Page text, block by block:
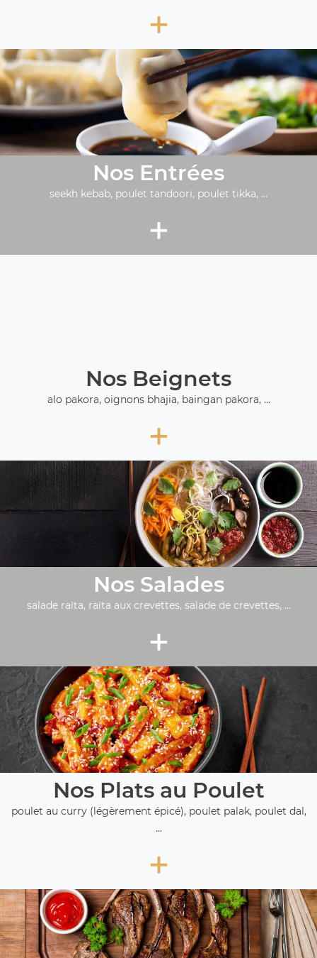
+
Nos Entrées
seekh kebab, poulet tandoori, poulet tikka, ...
+
Nos Beignets
alo pakora, oignons bhajia, baingan pakora, ...
+
Nos Salades
salade raïta, raïta aux crevettes, salade de crevettes, ...
+
Nos Plats au Poulet
poulet au curry (légèrement épicé), poulet palak, poulet dal,
...
+